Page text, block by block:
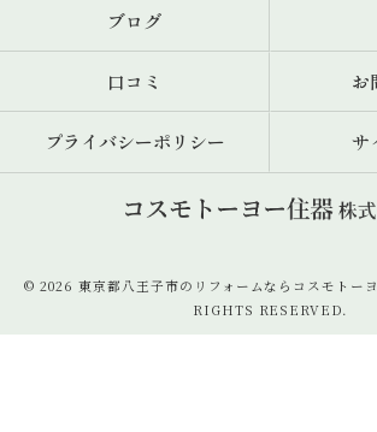
ブログ
口コミ お
プライバシーポリシー サ
© 2026 東京都八王子市のリフォームならコスモトー
RIGHTS RESERVED.